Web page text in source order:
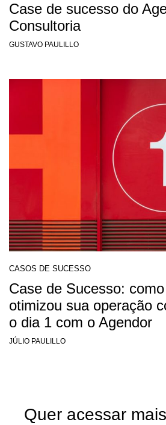
Case de sucesso do
Consultoria
GUSTAVO PAULILLO
CASOS DE SUCESSO
Case de Sucesso:
otimizou sua operação
o dia 1 com o Agendor
JÚLIO PAULILLO
Quer acessar